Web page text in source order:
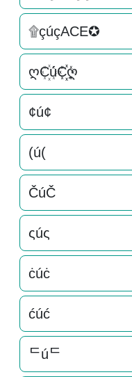
۩çúçACE✪
ღC꙰úC꙰꙰ღ
¢ú¢
(ú(
ČúČ
ςúς
ċúċ
ćúć
ᄃúᄃ